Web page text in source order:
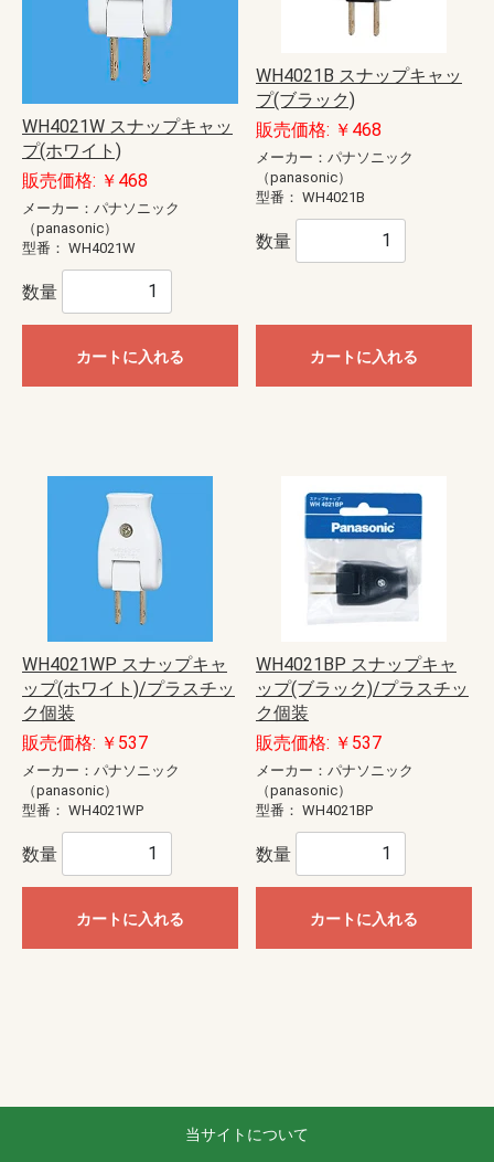
WH4021W スナップキャッ
プ(ホワイト)
販売価格: ￥468
メーカー：パナソニック
（panasonic）
型番： WH4021W
数量
カートに入れる
WH4021B スナップキャッ
プ(ブラック)
販売価格: ￥468
メーカー：パナソニック
（panasonic）
型番： WH4021B
数量
カートに入れる
WH4021WP スナップキャ
ップ(ホワイト)/プラスチッ
ク個装
販売価格: ￥537
メーカー：パナソニック
（panasonic）
型番： WH4021WP
数量
カートに入れる
WH4021BP スナップキャ
ップ(ブラック)/プラスチッ
ク個装
販売価格: ￥537
メーカー：パナソニック
（panasonic）
型番： WH4021BP
数量
カートに入れる
当サイトについて